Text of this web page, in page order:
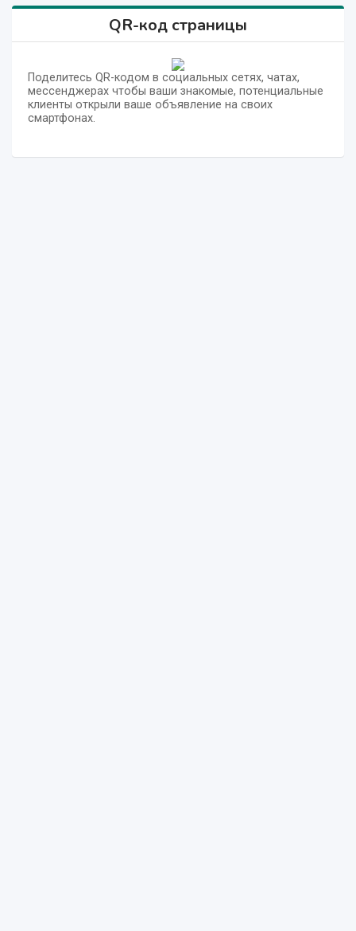
QR-код страницы
Поделитесь QR-кодом в социальных сетях, чатах,
мессенджерах чтобы ваши знакомые, потенциальные
клиенты открыли ваше объявление на своих
смартфонах.